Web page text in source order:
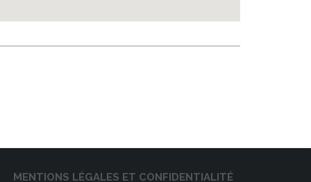
MENTIONS LÉGALES ET CONFIDENTIALITÉ